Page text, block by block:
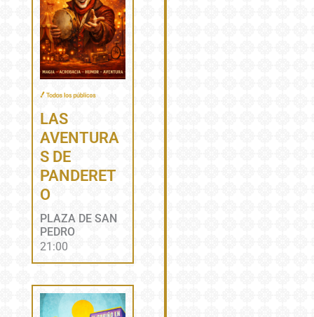
LAS
AVENTURA
S DE
PANDERET
O
PLAZA DE SAN
PEDRO
21:00